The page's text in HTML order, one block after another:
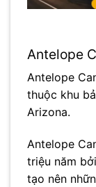
Antelope
Antelope
thuộc khu
Arizona.
Antelope
triệu năm
tạo nên